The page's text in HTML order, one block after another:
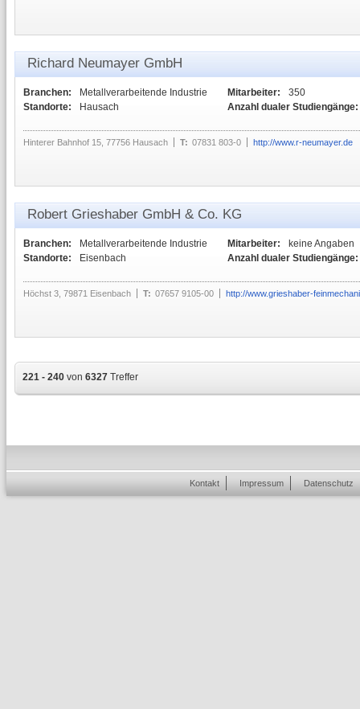
Richard Neumayer GmbH
Branchen:
Metallverarbeitende Industrie
Standorte:
Hausach
Mitarbeiter:
350
Anzahl dualer Studiengänge:
Hinterer Bahnhof 15, 77756 Hausach T: 07831 803-0 http://www.r-neumayer.de
Robert Grieshaber GmbH & Co. KG
Branchen:
Metallverarbeitende Industrie
Standorte:
Eisenbach
Mitarbeiter:
keine Angaben
Anzahl dualer Studiengänge:
Höchst 3, 79871 Eisenbach T: 07657 9105-00 http://www.grieshaber-
221 - 240 von 6327 Treffer
Kontakt Impressum Datenschutz